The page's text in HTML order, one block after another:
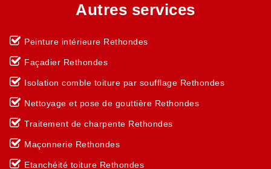
Autres services
Peinture intérieure Rethondes
Façadier Rethondes
Isolation comble toiture par soufflage Rethondes
Nettoyage et pose de gouttière Rethondes
Traitement de charpente Rethondes
Maçonnerie Rethondes
Etanchéité toiture Rethondes